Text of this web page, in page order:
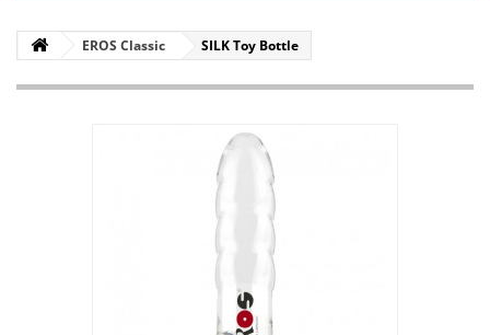
EROS Classic SILK Toy Bottle